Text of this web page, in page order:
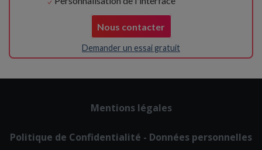
Nous contacter
Demander un essai gratuit
Mentions légales
Politique de Confidentialité - Données personnelles